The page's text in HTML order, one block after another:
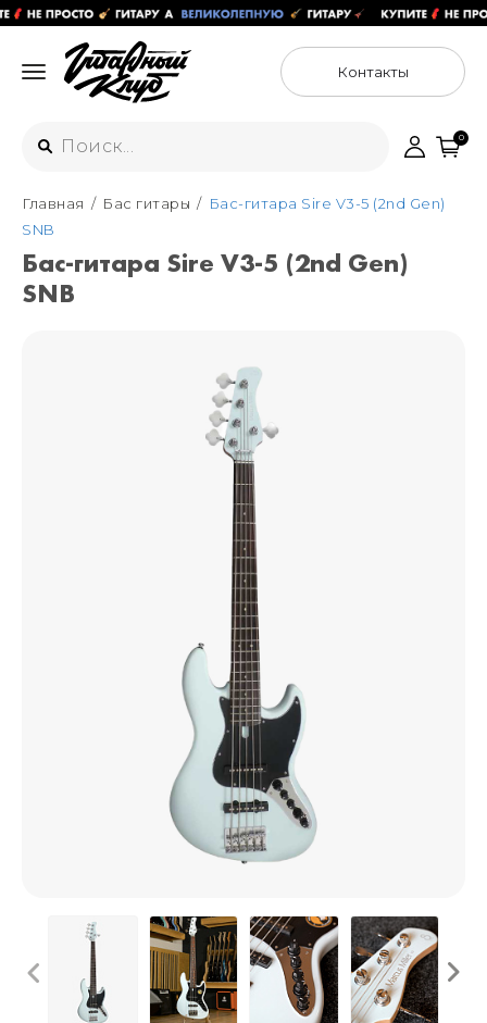
Контакты
Интернет-магазин
Москва
ул. Гороховая 49Б, "SENO"
Мастерские
+7 (925) 879-85-35
Санкт-Петербург
0
Главная Бас гитары
Бас-гитара Sire V3-5 (2nd Gen)
SNB
Бас-гитара Sire V3-5 (2nd Gen)
SNB